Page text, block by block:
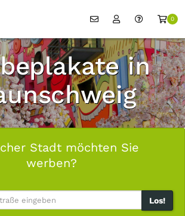
0
in
Stadt möchten Sie
werben?
Los!